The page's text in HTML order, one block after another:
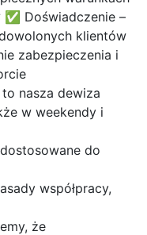
✅ Doświadczenie –
klientów
zabezpieczenia i
nasza dewiza
w weekendy i
do
współpracy,
że